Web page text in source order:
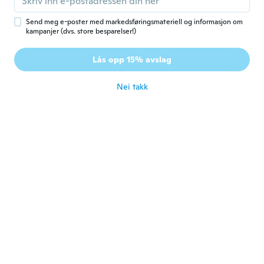
Carino
Reka
Ble med i 2016 · 18 omtaler · 3 opplastinger
Send meg e-poster med markedsføringsmateriell og informasjon om
kampanjer (dvs. store besparelser!)
Lås opp 15% avslag
Nei takk